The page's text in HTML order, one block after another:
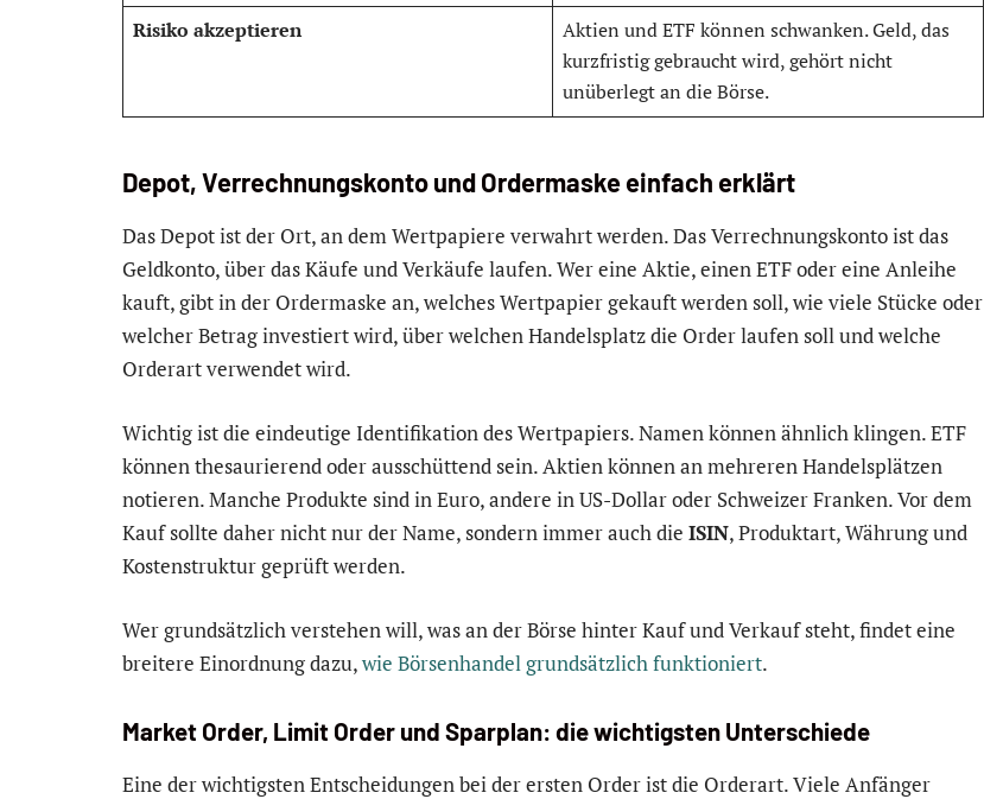
Risiko akzeptieren
Aktien und ETF können schwanken. Geld, das
kurzfristig gebraucht wird, gehört nicht
unüberlegt an die Börse.
Depot, Verrechnungskonto und Ordermaske einfach erklärt
Das Depot ist der Ort, an dem Wertpapiere verwahrt werden. Das Verrechnungskonto ist das
Geldkonto, über das Käufe und Verkäufe laufen. Wer eine Aktie, einen ETF oder eine Anleihe
kauft, gibt in der Ordermaske an, welches Wertpapier gekauft werden soll, wie viele Stücke oder
welcher Betrag investiert wird, über welchen Handelsplatz die Order laufen soll und welche
Orderart verwendet wird.
Wichtig ist die eindeutige Identifikation des Wertpapiers. Namen können ähnlich klingen. ETF
können thesaurierend oder ausschüttend sein. Aktien können an mehreren Handelsplätzen
notieren. Manche Produkte sind in Euro, andere in US-Dollar oder Schweizer Franken. Vor dem
Kauf sollte daher nicht nur der Name, sondern immer auch die ISIN, Produktart, Währung und
Kostenstruktur geprüft werden.
Wer grundsätzlich verstehen will, was an der Börse hinter Kauf und Verkauf steht, findet eine
breitere Einordnung dazu,wie Börsenhandel grundsätzlich funktioniert.
Market Order, Limit Order und Sparplan: die wichtigsten Unterschiede
Eine der wichtigsten Entscheidungen bei der ersten Order ist die Orderart. Viele Anfänger